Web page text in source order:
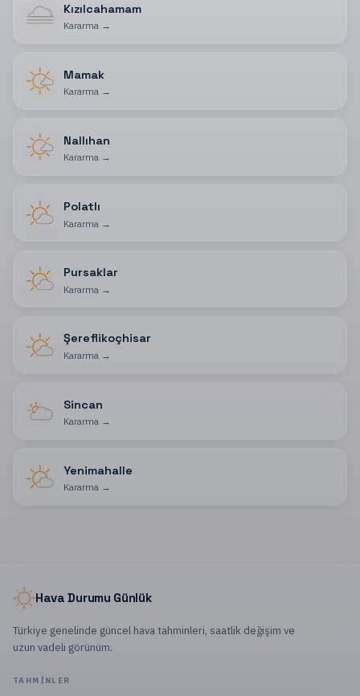
Kızılcahamam
Kararma→
Mamak
Kararma→
Nallıhan
Kararma→
Polatlı
Kararma →
Pursaklar
Kararma →
Şereflikoçhisar
Kararma→
Sincan
Kararma→
Yenimahalle
Kararma→
Hava Durumu Günlük
Türkiye genelinde güncel hava tahminleri, saatlik değişim ve
uzun vadeli görünüm.
TAHMINLER